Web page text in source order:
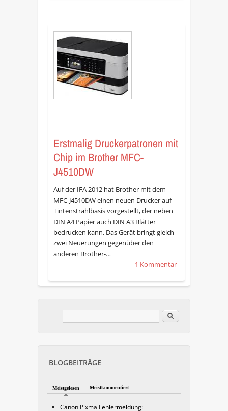
Erstmalig Druckerpatronen mit
Chip im Brother MFC-
J4510DW
Auf der IFA 2012 hat Brother mit dem
MFC-J4510DW einen neuen Drucker auf
Tintenstrahlbasis vorgestellt, der neben
DIN A4 Papier auch DIN A3 Blätter
bedrucken kann. Das Gerät bringt gleich
zwei Neuerungen gegenüber den
anderen Brother-…
1 Kommentar
Suchformular Im Blog suchen
BLOGBEITRÄGE
Meistgelesen Meistkommentiert
Canon Pixma Fehlermeldung: